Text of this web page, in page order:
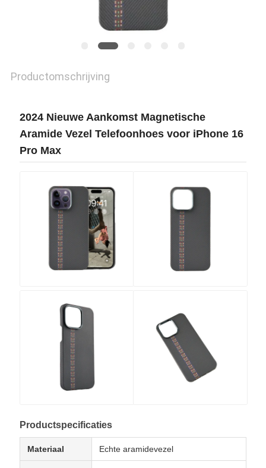
NEWS
SITEMAP
PRIVACY
Productomschrijving
2024 Nieuwe Aankomst Magnetische
Aramide Vezel Telefoonhoes voor iPhone 16
Pro Max
Productspecificaties
Materiaal Echte aramidevezel